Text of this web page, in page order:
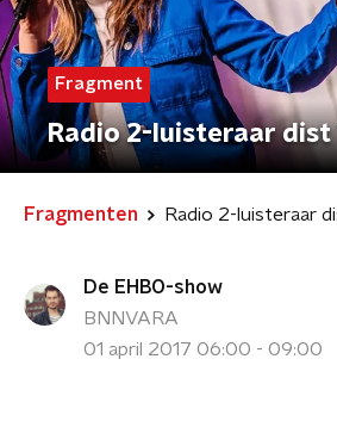
Fragment
Radio 2-luisteraar dist
Fragmenten Radio 2-luisteraar
De EHBO-show
BNNVARA
01 april 2017 06:00 - 09:00